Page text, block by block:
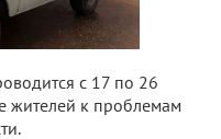
с 17 по 26
жителей к проблемам